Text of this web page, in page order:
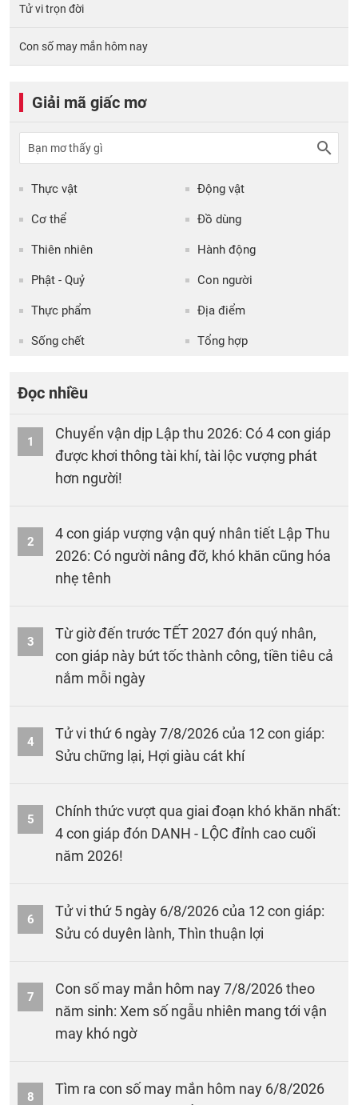
Tử vi trọn đời
Con số may mắn hôm nay
Giải mã giấc mơ
Thực vật Động vật
Cơ thể Đồ dùng
Thiên nhiên Hành động
Phật - Quỷ Con người
Thực phẩm Địa điểm
Sống chết Tổng hợp
Đọc nhiều
1
Chuyển vận dịp Lập thu 2026: Có 4 con giáp
được khơi thông tài khí, tài lộc vượng phát
hơn người!
2
4 con giáp vượng vận quý nhân tiết Lập Thu
2026: Có người nâng đỡ, khó khăn cũng hóa
nhẹ tênh
3
Từ giờ đến trước TẾT 2027 đón quý nhân,
con giáp này bứt tốc thành công, tiền tiêu cả
nắm mỗi ngày
4
Tử vi thứ 6 ngày 7/8/2026 của 12 con giáp:
Sửu chững lại, Hợi giàu cát khí
5
Chính thức vượt qua giai đoạn khó khăn nhất:
4 con giáp đón DANH - LỘC đỉnh cao cuối
năm 2026!
6
Tử vi thứ 5 ngày 6/8/2026 của 12 con giáp:
Sửu có duyên lành, Thìn thuận lợi
7
Con số may mắn hôm nay 7/8/2026 theo
năm sinh: Xem số ngẫu nhiên mang tới vận
may khó ngờ
8
Tìm ra con số may mắn hôm nay 6/8/2026